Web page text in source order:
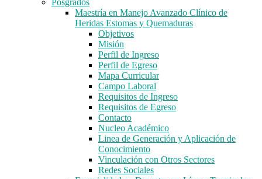
Posgrados
Maestría en Manejo Avanzado Clínico de
Heridas Estomas y Quemaduras
Objetivos
Misión
Perfil de Ingreso
Perfil de Egreso
Mapa Curricular
Campo Laboral
Requisitos de Ingreso
Requisitos de Egreso
Contacto
Nucleo Académico
Linea de Generación y Aplicación de
Conocimiento
Vinculación con Otros Sectores
Redes Sociales